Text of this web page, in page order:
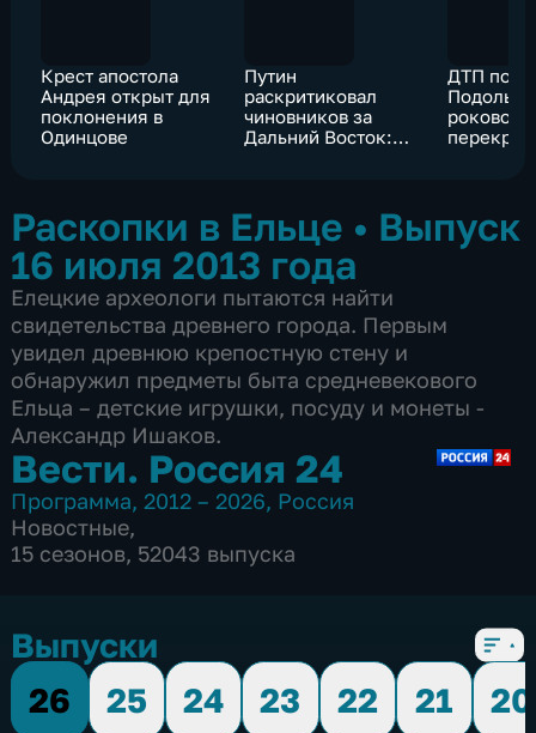
Крест апостола
Андрея открыт для
поклонения в
Одинцове
Путин
раскритиковал
чиновников за
Дальний Восток:
ДТП под
роковом
Раскопки в Ельце • Выпуск
16 июля 2013 года
Елецкие археологи пытаются найти
свидетельства древнего города. Первым
увидел древнюю крепостную стену и
обнаружил предметы быта средневекового
Ельца – детские игрушки, посуду и монеты -
Александр Ишаков.
Вести. Россия 24
Программа, 2012 – 2026, Россия
Новостные,
15 сезонов, 52043 выпуска
Выпуски
26
25 24 23 22 21
20